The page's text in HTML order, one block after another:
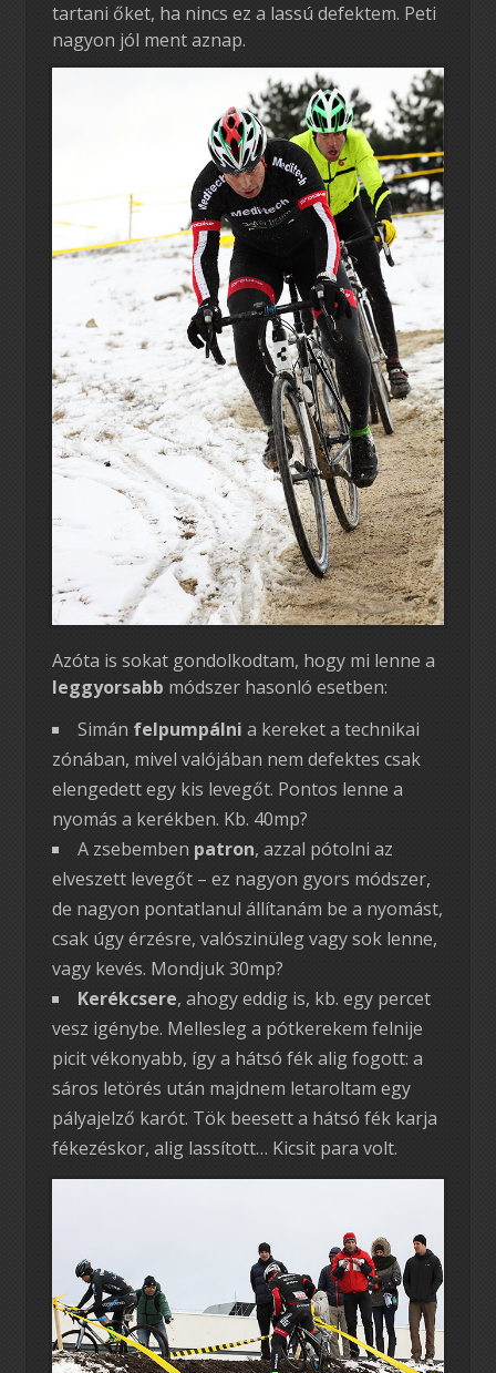
tartani őket, ha nincs ez a lassú defektem. Peti
nagyon jól ment aznap.
Azóta is sokat gondolkodtam, hogy mi lenne a
leggyorsabb módszer hasonló esetben:
Simán felpumpálni a kereket a technikai
zónában, mivel valójában nem defektes csak
elengedett egy kis levegőt. Pontos lenne a
nyomás a kerékben. Kb. 40mp?
A zsebemben patron, azzal pótolni az
elveszett levegőt – ez nagyon gyors módszer,
de nagyon pontatlanul állítanám be a nyomást,
csak úgy érzésre, valószinüleg vagy sok lenne,
vagy kevés. Mondjuk 30mp?
Kerékcsere, ahogy eddig is, kb. egy percet
vesz igénybe. Mellesleg a pótkerekem felnije
picit vékonyabb, így a hátsó fék alig fogott: a
sáros letörés után majdnem letaroltam egy
pályajelző karót. Tök beesett a hátsó fék karja
fékezéskor, alig lassított… Kicsit para volt.